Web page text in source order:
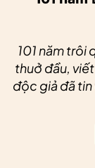
101 năm trôi
thuở đầu,
độc giả đã